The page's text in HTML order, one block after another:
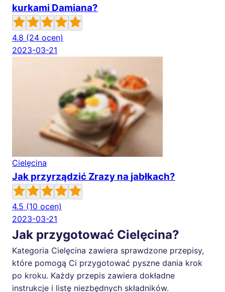
kurkami Damiana?
4.8 (24 ocen)
2023-03-21
Cielęcina
Jak przyrządzić Zrazy na jabłkach?
4.5 (10 ocen)
2023-03-21
Jak przygotować Cielęcina?
Kategoria Cielęcina zawiera sprawdzone przepisy,
które pomogą Ci przygotować pyszne dania krok
po kroku. Każdy przepis zawiera dokładne
instrukcje i listę niezbędnych składników.